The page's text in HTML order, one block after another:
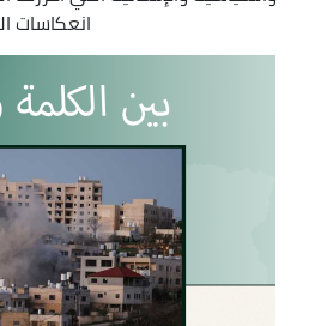
انعكاسات